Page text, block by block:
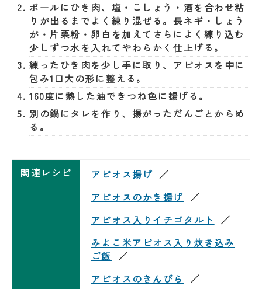
ボールにひき肉、塩・こしょう・酒を合わせ粘
りが出るまでよく練り混ぜる。長ネギ・しょう
が・片栗粉・卵白を加えてさらによく練り込む
少しずつ水を入れてやわらかく仕上げる。
練ったひき肉を少し手に取り、アピオスを中に
包み1口大の形に整える。
160度に熱した油できつね色に揚げる。
別の鍋にタレを作り、揚がっただんごとからめ
る。
関連レシピ
アピオス揚げ
アピオスのかき揚げ
アピオス入りイチゴタルト
みよこ米アピオス入り炊き込み
ご飯
アピオスのきんぴら